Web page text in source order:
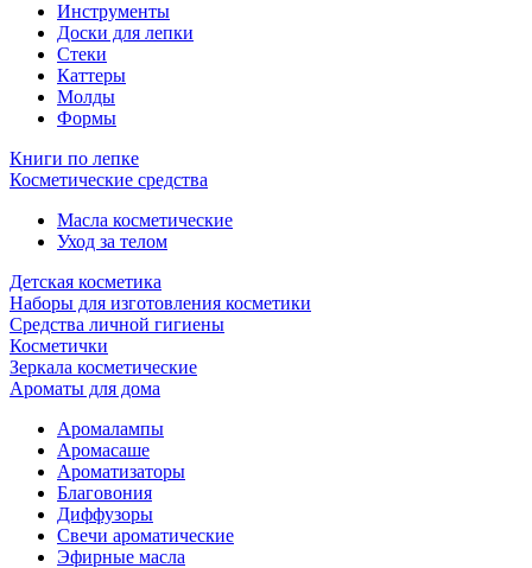
Инструменты
Доски для лепки
Стеки
Каттеры
Молды
Формы
Книги по лепке
Косметические средства
Масла косметические
Уход за телом
Детская косметика
Наборы для изготовления косметики
Средства личной гигиены
Косметички
Зеркала косметические
Ароматы для дома
Аромалампы
Аромасаше
Ароматизаторы
Благовония
Диффузоры
Свечи ароматические
Эфирные масла